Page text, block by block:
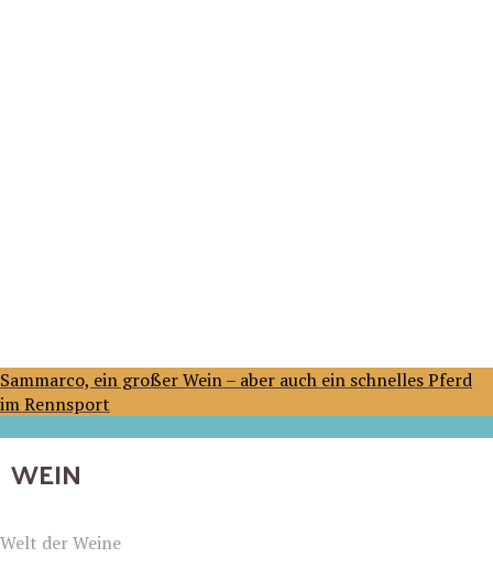
Sammarco, ein großer Wein – aber auch ein schnelles Pferd
im Rennsport
WEIN
Welt der Weine